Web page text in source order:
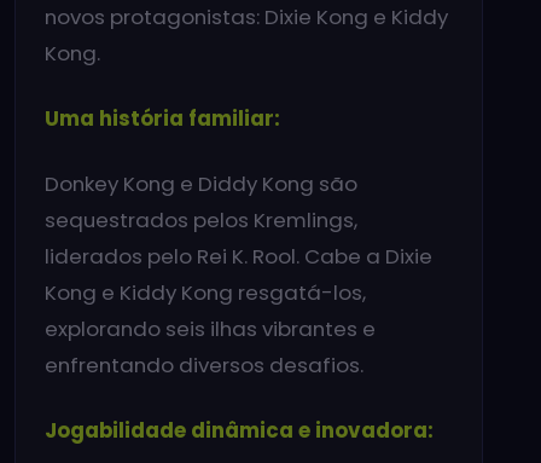
novos protagonistas: Dixie Kong e Kiddy
Kong.
Uma história familiar:
Donkey Kong e Diddy Kong são
sequestrados pelos Kremlings,
liderados pelo Rei K. Rool. Cabe a Dixie
Kong e Kiddy Kong resgatá-los,
explorando seis ilhas vibrantes e
enfrentando diversos desafios.
Jogabilidade dinâmica e inovadora: